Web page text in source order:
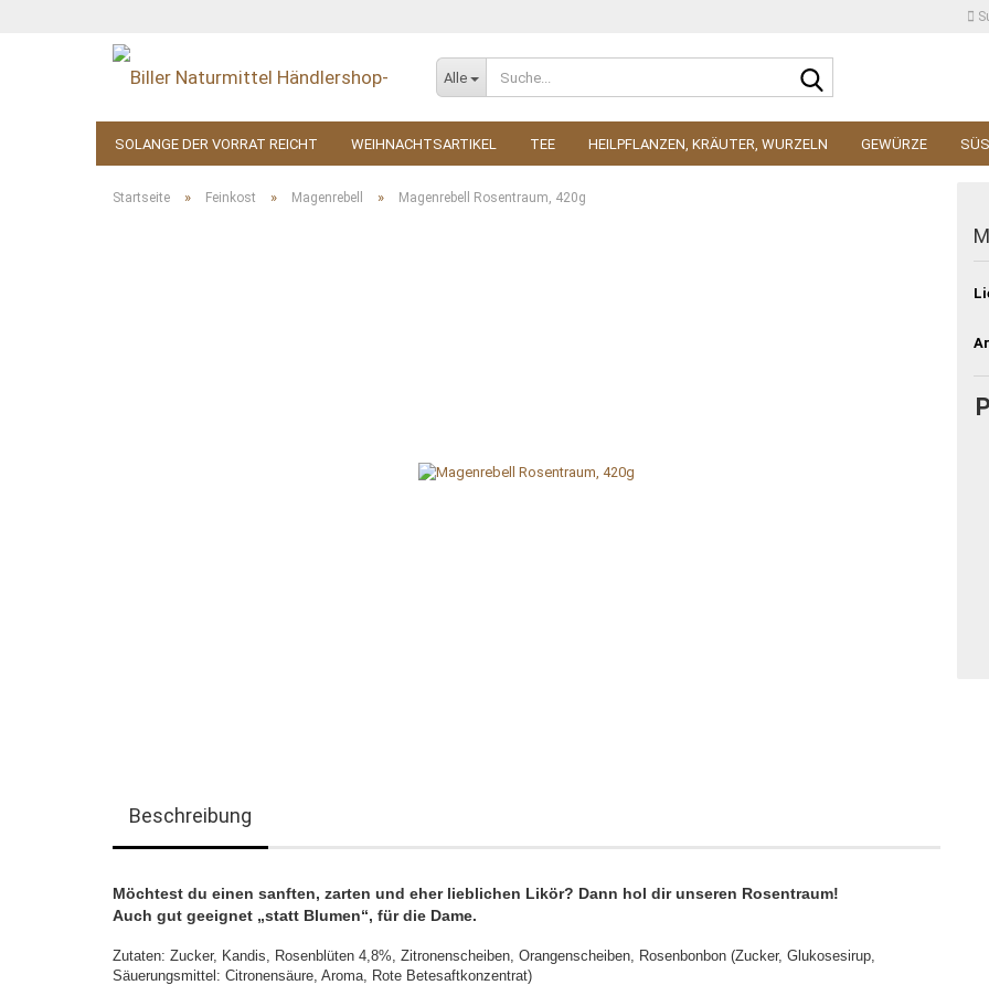
Alle
SOLANGE DER VORRAT REICHT WEIHNACHTSARTIKEL TEE HEILPFLANZEN, KRÄUTER, WURZELN GEWÜRZE
KOSMETIK ZUBEHÖR
Startseite » Feinkost » Magenrebell » Magenrebell Rosentraum, 420g
Beschreibung
Möchtest du einen sanften, zarten und eher lieblichen Likör? Dann hol dir unseren Rosentraum!
Auch gut geeignet „statt Blumen“, für die Dame.
Zutaten: Zucker, Kandis, Rosenblüten 4,8%, Zitronenscheiben, Orangenscheiben, Rosenbonbon (Zucker, Glukosesirup,
Säuerungsmittel: Citronensäure, Aroma, Rote Betesaftkonzentrat)